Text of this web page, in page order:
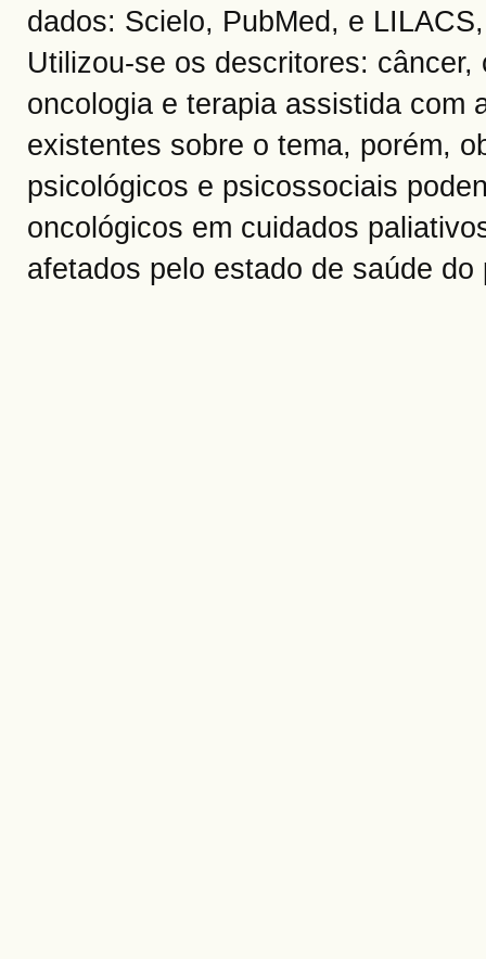
dados: Scielo, PubMed, e
Utilizou-se os descritores:
oncologia e terapia assistida com
existentes sobre o tema, porém,
psicológicos e psicossociais
oncológicos em cuidados
afetados pelo estado de saúde do